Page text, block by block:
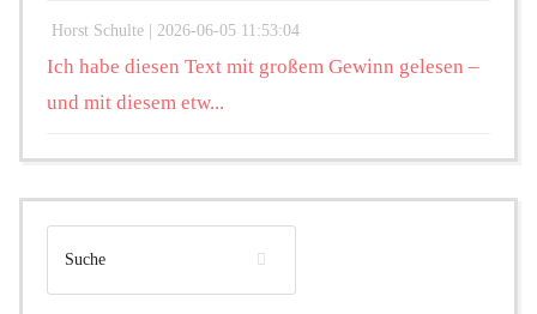
Horst Schulte | 2026-06-05 11:53:04
Ich habe diesen Text mit großem Gewinn gelesen –
und mit diesem etw...